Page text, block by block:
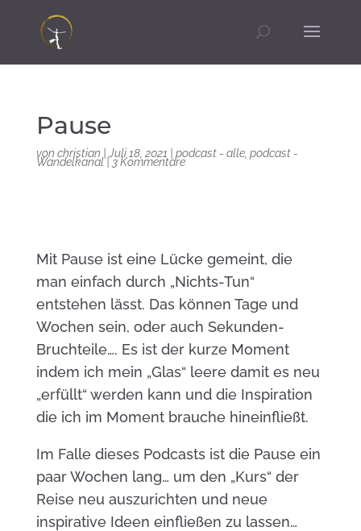
Pause
von christian Juli 18, 2021 podcast - alle, podcast -
Wandelkanal| 3 Kommentare
Mit Pause ist eine Lücke gemeint, die
man einfach durch „Nichts-Tun“
entstehen lässt. Das können Tage und
Wochen sein, oder auch Sekunden-
Bruchteile…. Es ist der kurze Moment
indem ich mein „Glas“ leere damit es neu
„erfüllt“ werden kann und die Inspiration
die ich im Moment brauche hineinfließt.
Im Falle dieses Podcasts ist die Pause ein
paar Wochen lang… um den „Kurs“ der
Reise neu auszurichten und neue
inspirative Ideen einfließen zu lassen…